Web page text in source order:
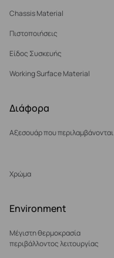
Chassis Material
Πιστοποιήσεις
Είδος Συσκευής
Working Surface Material
Διάφορα
Αξεσουάρ που περιλαμβάνονται
Χρώμα
Environment
Μέγιστη θερμοκρασία
περιβάλλοντος λειτουργίας